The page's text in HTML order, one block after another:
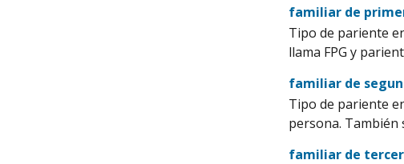
familiar de
Tipo de pariente
llama FPG y
familiar de
Tipo de pariente
persona. También
familiar de